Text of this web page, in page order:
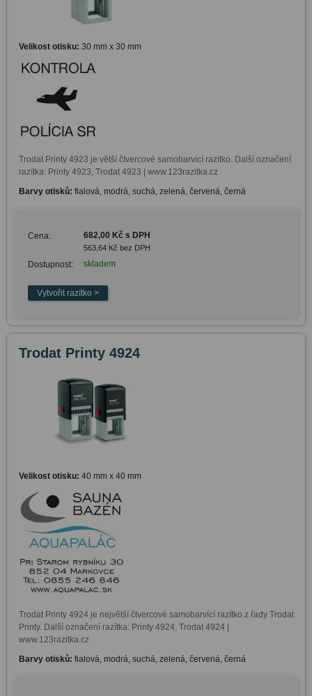
Velikost otisku: 30 mm x 30 mm
Trodat Printy 4923 je větší čtvercové samobarvící razítko. Další označení
razítka: Printy 4923, Trodat 4923 | www.123razitka.cz
Barvy otisků: fialová, modrá, suchá, zelená, červená, černá
Cena: 682,00 Kč s DPH
563,64 Kč bez DPH
Dostupnost: skladem
Trodat Printy 4924
Velikost otisku: 40 mm x 40 mm
Trodat Printy 4924 je největší čtvercové samobarvící razítko z řady Trodat
Printy. Další označení razítka: Printy 4924, Trodat 4924 |
www.123razitka.cz
Barvy otisků: fialová, modrá, suchá, zelená, červená, černá